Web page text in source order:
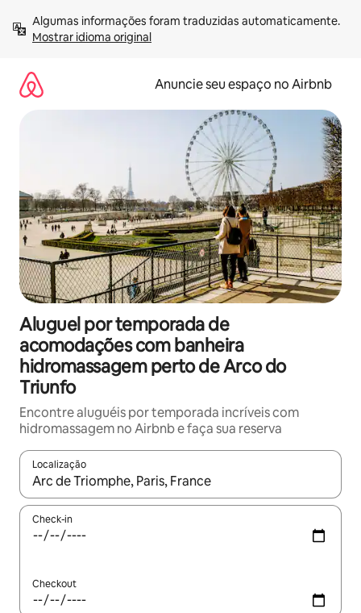
para
Mostrar idioma original
Anuncie seu espaço no Airbnb
Aluguel por temporada de
acomodações com banheira
hidromassagem perto de Arco do
Triunfo
Encontre aluguéis por temporada incríveis com
hidromassagem no Airbnb e faça sua reserva
Localização
Quando os resultados estiverem disponíveis, explore-os
Check-in
Checkout